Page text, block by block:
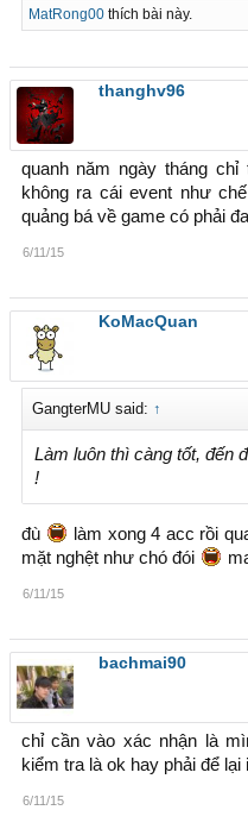
MatRong00thích bài này.
thanghv96
quanh năm ngày tháng chỉ
không ra cái event như
quảng bá về game có phải
6/11/15
KoMacQuan
GangterMU said: ↑
Làm luôn thì càng tốt, đến
!
đù
làm xong 4 acc rồi
mặt nghệt như chó đói
6/11/15
bachmai90
chỉ cần vào xác nhận là
kiểm tra là ok hay phải để
6/11/15